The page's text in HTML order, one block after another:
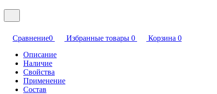
Сравнение0 Избранные товары 0 Корзина 0
Описание
Наличие
Свойства
Применение
Состав